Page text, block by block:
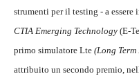
strumenti per il testing - a
CTIA Emerging Technology (E-
primo simulatore Lte (Long
attribuito un secondo premio,